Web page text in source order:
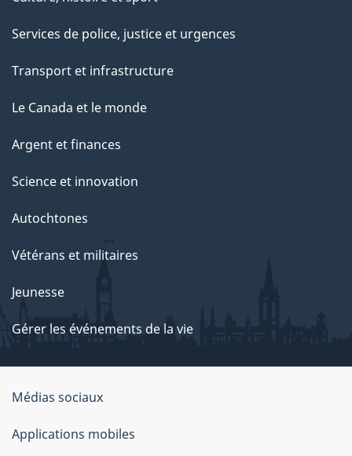
Services de police, justice et urgences
Transport et infrastructure
Le Canada et le monde
Argent et finances
Science et innovation
Autochtones
Vétérans et militaires
Jeunesse
Gérer les événements de la vie
Organisation
du
gouvernement
Médias sociaux
Applications mobiles